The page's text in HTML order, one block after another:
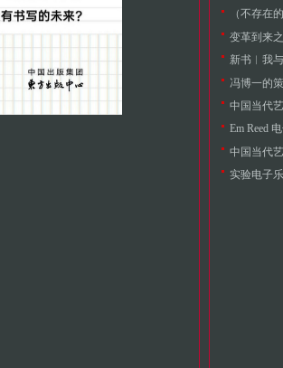
（不存在
变革到来
新书︱我
冯博一的
中国当代
Em Reed
中国当代
实验电子